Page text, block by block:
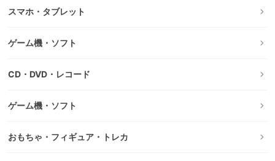
スマホ・タブレット
ゲーム機・ソフト
CD・DVD・レコード
ゲーム機・ソフト
おもちゃ・フィギュア・トレカ